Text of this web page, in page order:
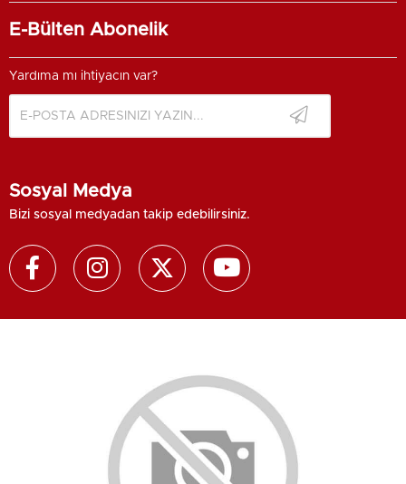
E-Bülten Abonelik
Yardıma mı ihtiyacın var?
Sosyal Medya
Bizi sosyal medyadan takip edebilirsiniz.